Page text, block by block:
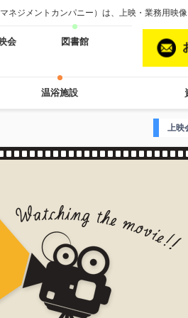
ネジメントカンパニー）は、上映・業務用映像
会
図書館
温浴施設
上映会を成功させるための